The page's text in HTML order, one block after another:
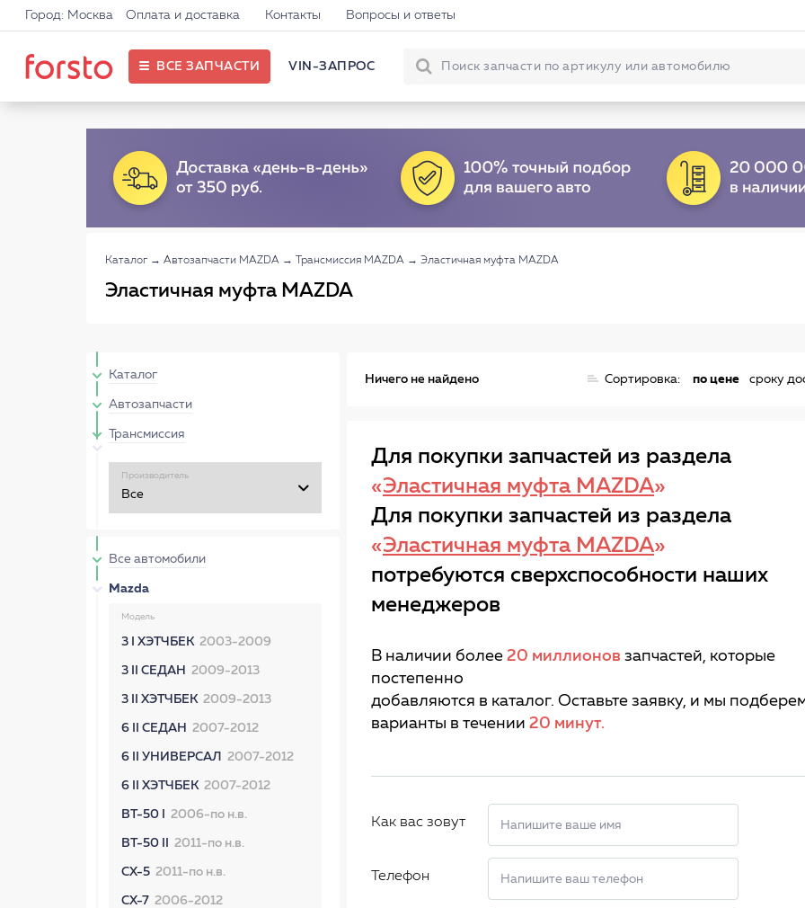
Город: Москва Оплата и доставка Контакты Вопросы и ответы
ВСЕ ЗАПЧАСТИ VIN-ЗАПРОС
Каталог → Автозапчасти MAZDA → Трансмиссия MAZDA → Эластичная муфта MAZDA
Эластичная муфта MAZDA
Каталог
Автозапчасти
Трансмиссия
Производитель
Все автомобили
Mazda
Модель
3 I ХЭТЧБЕК 2003-2009
3 II СЕДАН 2009-2013
3 II ХЭТЧБЕК 2009-2013
6 II СЕДАН 2007-2012
6 II УНИВЕРСАЛ 2007-2012
6 II ХЭТЧБЕК 2007-2012
BT-50 I 2006-по н.в.
BT-50 II 2011-по н.в.
CX-5 2011-по н.в.
CX-7 2006-2012
Ничего не найдено Сортировка: по цене сроку
Для покупки запчастей из раздела
«Эластичная муфта MAZDA»
Для покупки запчастей из раздела
«Эластичная муфта MAZDA»
потребуются сверхспособности наших
менеджеров
В наличии более 20 миллионов запчастей, которые
постепенно
добавляются в каталог. Оставьте заявку, и мы
варианты в течении 20 минут.
Как вас зовут
Телефон